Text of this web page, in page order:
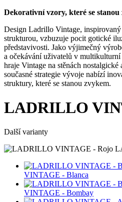
Dekorativní vzory, které se stanou
Design Ladrillo Vintage,
strukturou, vzbuzuje pocit gotické
představivosti. Jako výjimečný
a očekávání uživatelů v
hraje Vintage na stěnách
současné strategie vývoje nabízí
struktury, které se stanou zvykem.
LADRILLO
Další varianty
VINTAGE - Blanca
VINTAGE - Bombay